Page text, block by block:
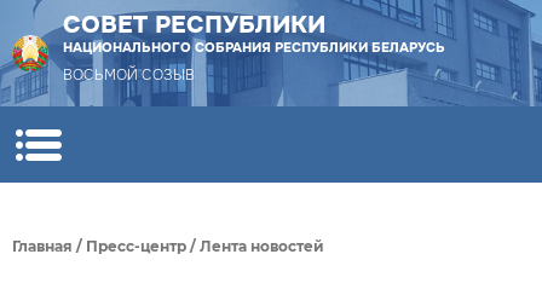
СОВЕТ РЕСПУБЛИКИ
НАЦИОНАЛЬНОГО СОБРАНИЯ РЕСПУБЛИКИ БЕЛАРУСЬ
ВОСЬМОЙ СОЗЫВ
Главная / Пресс-центр / Лента новостей